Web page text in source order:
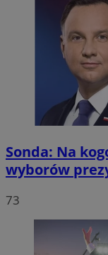
Sonda: Na
wyborów
73